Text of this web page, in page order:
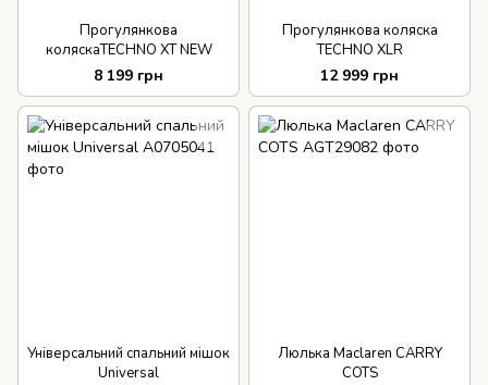
Прогулянкова
коляскаTECHNO XT NEW
8 199 грн
Прогулянкова коляска
TECHNO XLR
12 999 грн
Універсальний спальний мішок
Universal
Люлька Maclaren CARRY
COTS